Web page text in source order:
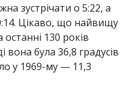
зустрічати о 5:22, а
Цікаво, що найвищу
130 років
вона була 36,8 градусів
у 1969-му — 11,3